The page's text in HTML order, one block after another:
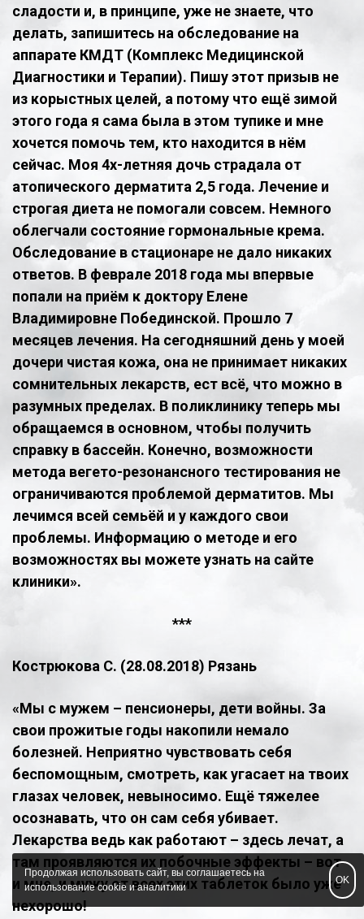
сладости и, в принципе, уже не знаете, что
делать, запишитесь на обследование на
аппарате КМДТ (Комплекс Медицинской
Диагностики и Терапии). Пишу этот призыв не
из корыстных целей, а потому что ещё зимой
этого года я сама была в этом тупике и мне
хочется помочь тем, кто находится в нём
сейчас. Моя 4х-летняя дочь страдала от
атопического дерматита 2,5 года. Лечение и
строгая диета не помогали совсем. Немного
облегчали состояние гормональные крема.
Обследование в стационаре не дало никаких
ответов. В феврале 2018 года мы впервые
попали на приём к доктору Елене
Владимировне Побединской. Прошло 7
месяцев лечения. На сегодняшний день у моей
дочери чистая кожа, она не принимает никаких
сомнительных лекарств, ест всё, что можно в
разумных пределах. В поликлинику теперь мы
обращаемся в основном, чтобы получить
справку в бассейн. Конечно, возможности
метода вегето-резонансного тестирования не
ограничиваются проблемой дерматитов. Мы
лечимся всей семьёй и у каждого свои
проблемы. Информацию о методе и его
возможностях вы можете узнать на сайте
клиники».
​***
Кострюкова С. (28.08.2018) Рязань
​«Мы с мужем – пенсионеры, дети войны. За
свои прожитые годы накопили немало
болезней. Неприятно чувствовать себя
беспомощным, смотреть, как угасает на твоих
глазах человек, невыносимо. Ещё тяжелее
осознавать, что он сам себя убивает.
Лекарства ведь как работают – здесь лечат, а
там проявляются их побочные эффекты – вот
и мне, и мужу от всех этих таблеток было уже
нехорошо!
Продолжая использовать сайт, вы соглашаетесь на
использование cookie и аналитики
OK